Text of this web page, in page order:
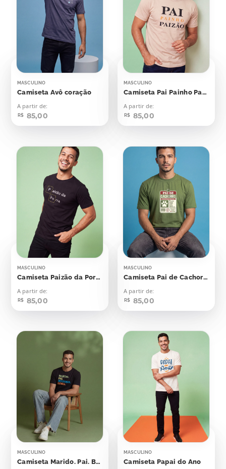
MASCULINO
Camiseta Avô coração
A partir de:
R$ 85,00
MASCULINO
Camiseta Pai Painho Paizão
A partir de:
R$ 85,00
MASCULINO
Camiseta Paizão da Porra
A partir de:
R$ 85,00
MASCULINO
Camiseta Pai de Cachorro
A partir de:
R$ 85,00
MASCULINO
Camiseta Marido. Pai. Bluesman. Lenda
MASCULINO
Camiseta Papai do Ano